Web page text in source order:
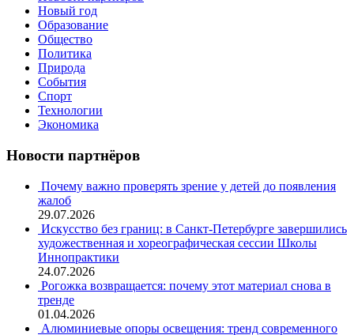
Новый год
Образование
Общество
Политика
Природа
События
Спорт
Технологии
Экономика
Новости партнёров
Почему важно проверять зрение у детей до появления
жалоб
29.07.2026
Искусство без границ: в Санкт-Петербурге завершились
художественная и хореографическая сессии Школы
Иннопрактики
24.07.2026
Рогожка возвращается: почему этот материал снова в
тренде
01.04.2026
Алюминиевые опоры освещения: тренд современного